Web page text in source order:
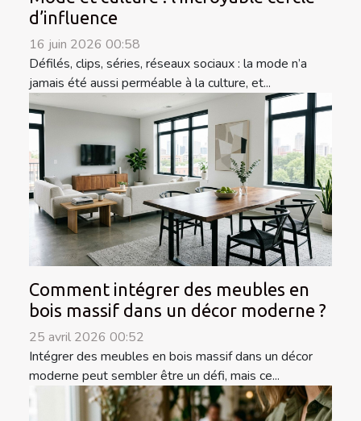
d’influence
16 juin 2026 00:58
Défilés, clips, séries, réseaux sociaux : la mode n’a
jamais été aussi perméable à la culture, et...
Comment intégrer des meubles en
bois massif dans un décor moderne ?
25 avril 2026 00:52
Intégrer des meubles en bois massif dans un décor
moderne peut sembler être un défi, mais ce...